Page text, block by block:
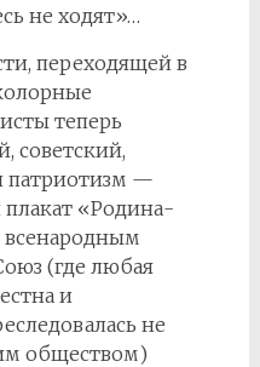
не ходят»…
переходящей в
теперь
советский,
патриотизм —
плакат «Родина-
всенародным
(где любая
и
не
обществом)